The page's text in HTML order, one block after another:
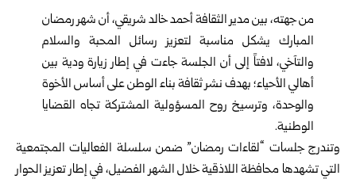
من جهته، بين مدير الثقافة أحمد خالد شريقي، أن شهر رمضان
المبارك يشكل مناسبة لتعزيز رسائل المحبة والسلام
والتآخي، لافتاً إلى أن الجلسة جاءت في إطار زيارة ودية بين
أهالي الأحياء؛ بهدف نشر ثقافة بناء الوطن على أساس الأخوة
والوحدة، وترسيخ روح المسؤولية المشتركة تجاه القضايا
الوطنية.
وتندرج جلسات “لقاءات رمضان” ضمن سلسلة الفعاليات المجتمعية
التي تشهدها محافظة اللاذقية خلال الشهر الفضيل، في إطار تعزيز الحوار